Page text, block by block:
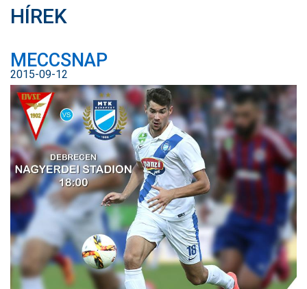
JEGYÉRTÉKESÍTÉS
EGYESÜLET
KAPCSOLAT
NYITÓLAP
HÍREK
CSAPATOK
MÉRKŐZÉSEK
KLUB
GALÉRIA
SZURKOLÓI ÉLMÉNYEK
HÍREK
MECCSNAP
2015-09-12